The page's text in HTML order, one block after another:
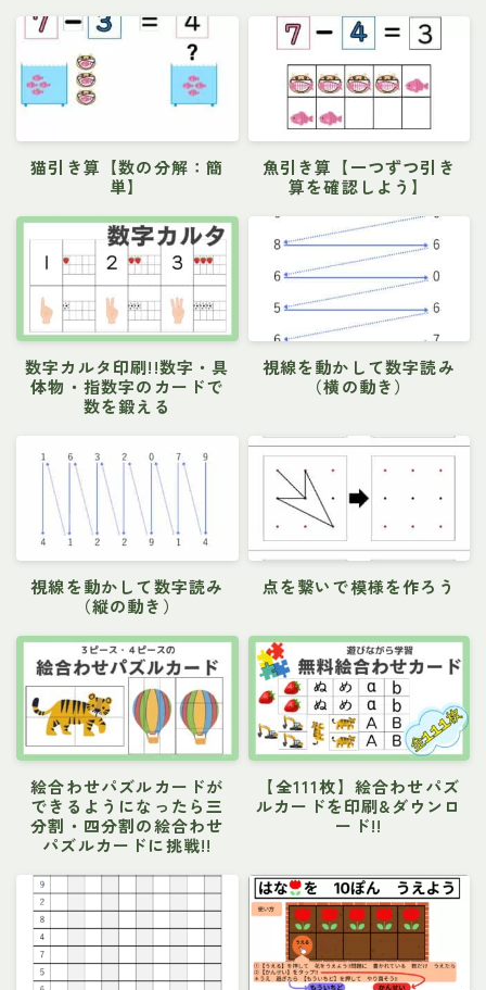
猫引き算【数の分解：簡
単】
魚引き算【一つずつ引き
算を確認しよう】
数字カルタ印刷!!数字・具
体物・指数字のカードで
数を鍛える
視線を動かして数字読み
（横の動き）
視線を動かして数字読み
（縦の動き）
点を繋いで模様を作ろう
絵合わせパズルカードが
できるようになったら三
分割・四分割の絵合わせ
パズルカードに挑戦!!
【全111枚】絵合わせパズ
ルカードを印刷&ダウンロ
ード!!